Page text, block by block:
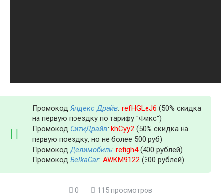
Промокод Яндекс Драйв: refHGLeJ6 (50% скидка
на первую поездку по тарифу "Фикс")
Промокод СитиДрайв: khCyy2 (50% скидка на
первую поездку, но не более 500 руб)
ПромокодДелимобиль: refigh4(400 рублей)
Промокод BelkaCar: AWKM9122 (300 рублей)
0 115 просмотров